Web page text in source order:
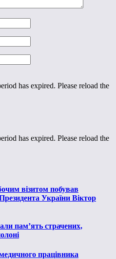
has expired. Please reload the
has expired. Please reload the
візитом побував
України Віктор
пам’ять страчених,
працівника